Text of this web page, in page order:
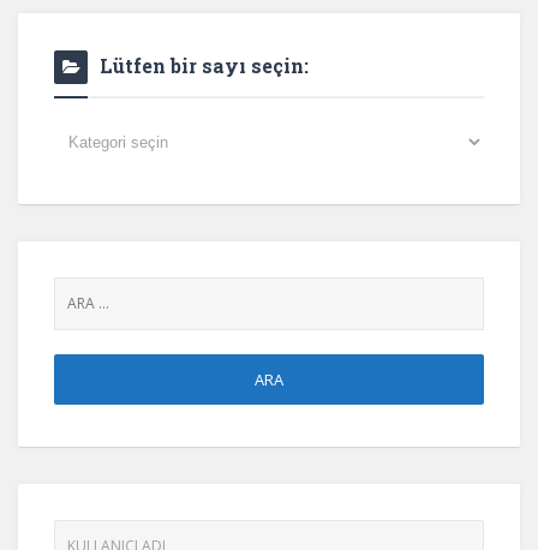
Lütfen bir sayı seçin:
Lütfen